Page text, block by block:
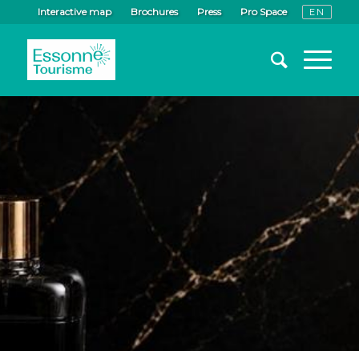
Interactive map Brochures Press Pro Space